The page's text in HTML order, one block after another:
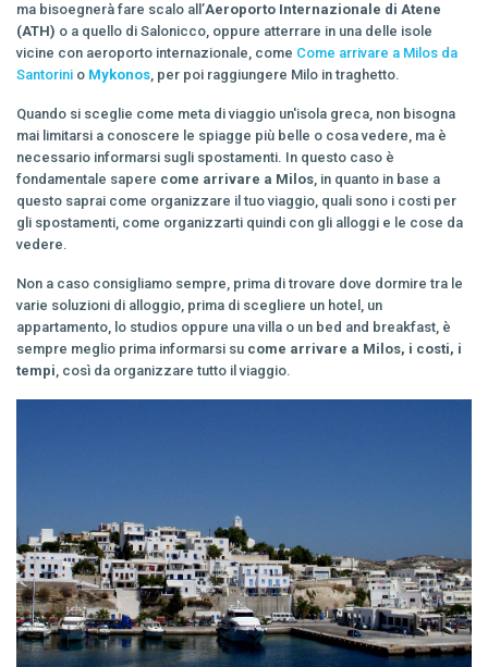
ma bisoegnerà fare scalo all’Aeroporto Internazionale di Atene
(ATH) o a quello di Salonicco, oppure atterrare in una delle isole
vicine con aeroporto internazionale, come Come arrivare a Milos da
Santorini o Mykonos, per poi raggiungere Milo in traghetto.
Quando si sceglie come meta di viaggio un'isola greca, non bisogna
mai limitarsi a conoscere le spiagge più belle o cosa vedere, ma è
necessario informarsi sugli spostamenti. In questo caso è
fondamentale sapere come arrivare a Milos, in quanto in base a
questo saprai come organizzare il tuo viaggio, quali sono i costi per
gli spostamenti, come organizzarti quindi con gli alloggi e le cose da
vedere.
Non a caso consigliamo sempre, prima di trovare dove dormire tra le
varie soluzioni di alloggio, prima di scegliere un hotel, un
appartamento, lo studios oppure una villa o un bed and breakfast, è
sempre meglio prima informarsi su come arrivare a Milos, i costi, i
tempi, così da organizzare tutto il viaggio.